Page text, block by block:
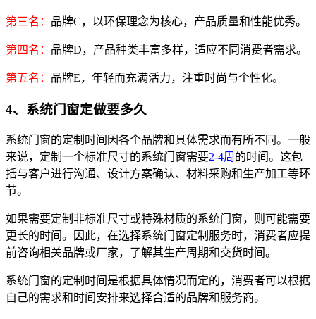
第三名： 品牌C，以环保理念为核心，产品质量和性能优秀。
第四名： 品牌D，产品种类丰富多样，适应不同消费者需求。
第五名： 品牌E，年轻而充满活力，注重时尚与个性化。
4、系统门窗定做要多久
系统门窗的定制时间因各个品牌和具体需求而有所不同。一般
来说，定制一个标准尺寸的系统门窗需要2-4周 的时间。这包
括与客户进行沟通、设计方案确认、材料采购和生产加工等环
节。
如果需要定制非标准尺寸或特殊材质的系统门窗，则可能需要
更长的时间。因此，在选择系统门窗定制服务时，消费者应提
前咨询相关品牌或厂家，了解其生产周期和交货时间。
系统门窗的定制时间是根据具体情况而定的，消费者可以根据
自己的需求和时间安排来选择合适的品牌和服务商。